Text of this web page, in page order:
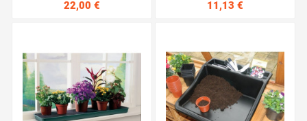
22,00 €
11,13 €